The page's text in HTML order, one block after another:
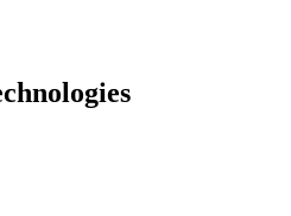
avec le Lean